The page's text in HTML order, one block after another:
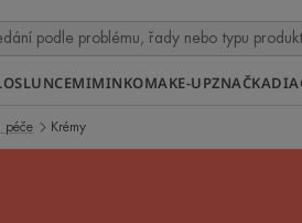
SLUNCEMIMINKOMAKE-UPZNAČKA
péče Krémy